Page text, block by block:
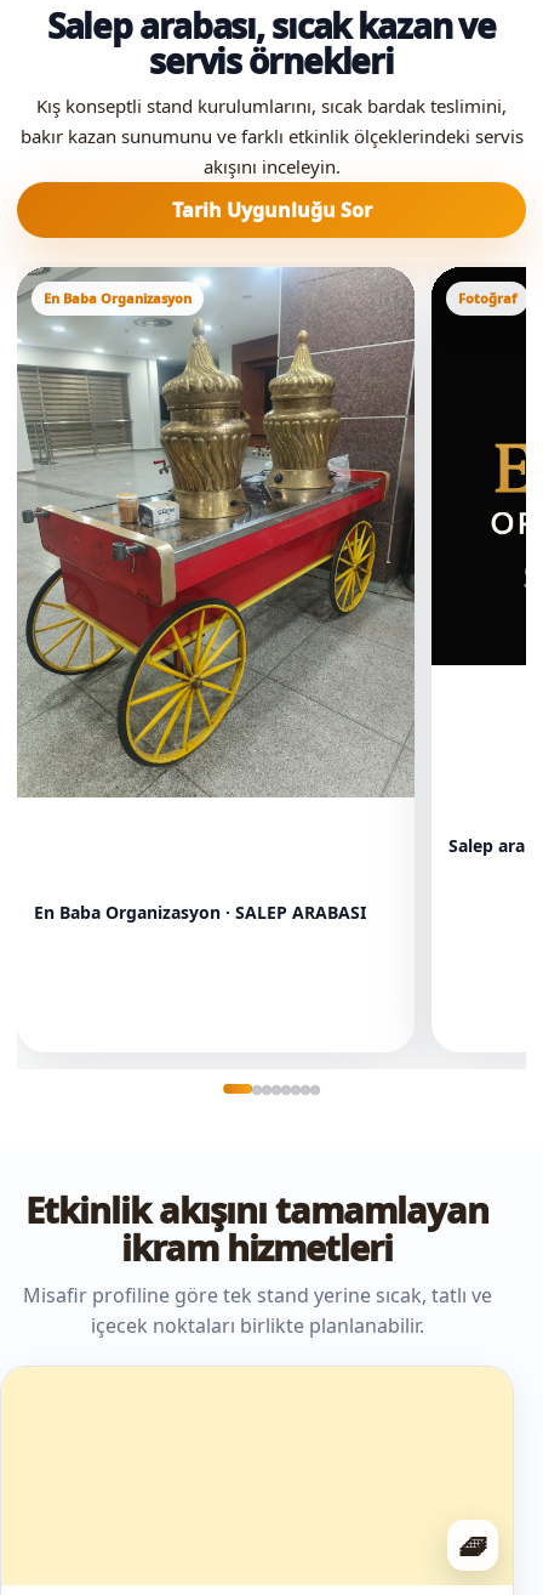
Salep arabası, sıcak kazan ve
servis örnekleri
Kış konseptli stand kurulumlarını, sıcak bardak teslimini,
bakır kazan sunumunu ve farklı etkinlik ölçeklerindeki servis
akışını inceleyin.
Tarih Uygunluğu Sor
En Baba Organizasyon
En Baba Organizasyon · SALEP ARABASI
Fotoğraf
Salep
Etkinlik akışını tamamlayan
ikram hizmetleri
Misafir profiline göre tek stand yerine sıcak, tatlı ve
içecek noktaları birlikte planlanabilir.
🧇